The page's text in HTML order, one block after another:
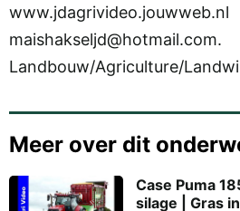
www.jdagrivideo.jouwweb.nl
maishakseljd@hotmail.com.
Landbouw/Agriculture/
Meer over dit
Case Puma
silage | Gras